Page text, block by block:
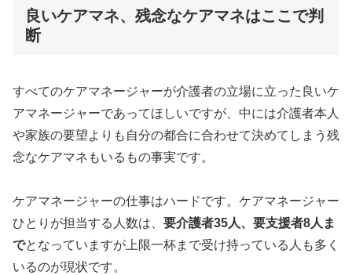
良いケアマネ、残念なケアマネはここで判
断
すべてのケアマネージャーが介護者の立場に立った良いケ
アマネージャーであってほしいですが、中には介護者本人
や家族の要望よりも自分の都合に合わせて決めてしまう残
念なケアマネもいるもの事実です。
ケアマネージャーの仕事はハードです。ケアマネージャー
ひとりが担当する人数は、 要介護者35人、要支援者8人ま
でとなっていますが上限一杯まで受け持っている人も多く
いるのが現状です。